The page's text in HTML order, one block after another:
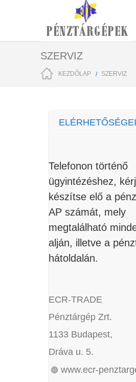
SZERVIZ
KEZDŐLAP SZERVIZ
Telefonon történő
ügyintézéshez,
készítse elő a
AP számát, mely
megtalálható
alján, illetve a
hátoldalán.
ECR-TRADE
Pénztárgép Zrt.
1133 Budapest,
Dráva u. 5.
www.ecr-